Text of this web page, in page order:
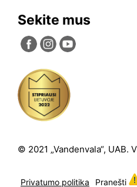
Sekite mus
© 2021 „Vandenvala“, UAB.
Privatumo politika Pranešti